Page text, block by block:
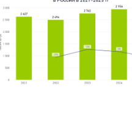
оборудование